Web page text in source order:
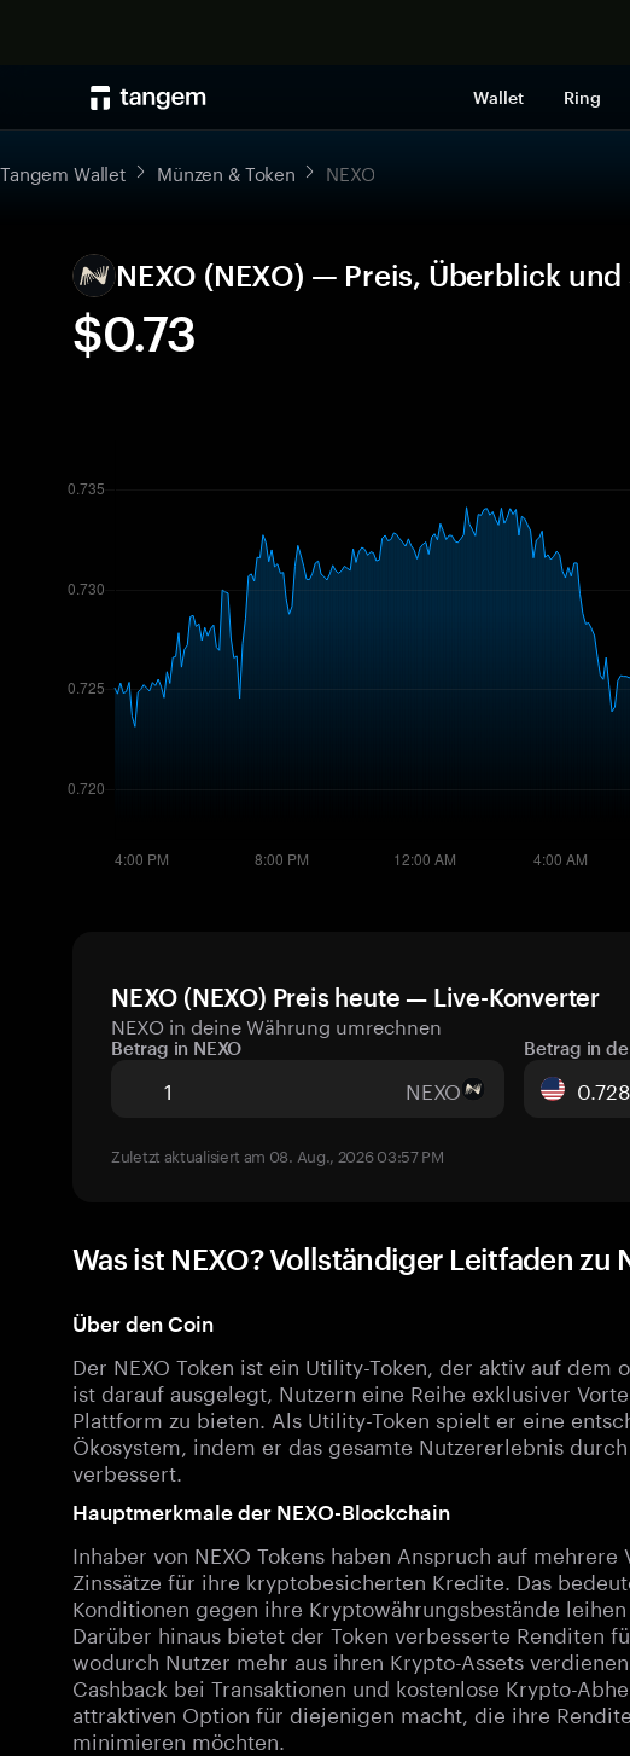
Wallet Ring
Tangem Wallet Münzen & Token NEXO
NEXO (NEXO) — Preis, Überblick
$0.73
NEXO (NEXO) Preis heute — Live-Konverter
NEXO in deine Währung umrechnen
Betrag in NEXO
NEXO
Betrag in
Zuletzt aktualisiert am 08. Aug., 2026 03:57 PM
Was ist NEXO? Vollständiger Leitfaden zu
Über den Coin
Der NEXO Token ist ein Utility-Token, der aktiv auf dem
ist darauf ausgelegt, Nutzern eine Reihe exklusiver
Plattform zu bieten. Als Utility-Token spielt er eine
Ökosystem, indem er das gesamte Nutzererlebnis
verbessert.
Hauptmerkmale der NEXO-Blockchain
Inhaber von NEXO Tokens haben Anspruch auf
Zinssätze für ihre kryptobesicherten Kredite. Das
Konditionen gegen ihre Kryptowährungsbestände
Darüber hinaus bietet der Token verbesserte Renditen
wodurch Nutzer mehr aus ihren Krypto-Assets
Cashback bei Transaktionen und kostenlose Krypto-
attraktiven Option für diejenigen macht, die ihre
minimieren möchten.